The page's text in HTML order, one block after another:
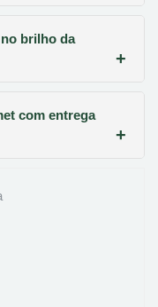
brilho da
com entrega